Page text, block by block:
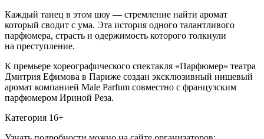
Каждый танец в этом шоу — стремление найти аромат
который сводит с ума. Эта история одного талантливого
парфюмера, страсть и одержимость которого толкнули
на преступление.
К премьере хореографического спектакля «Парфюмер» театра
Дмитрия Ефимова в Париже создан эксклюзивный нишевый
аромат компанией Male Parfum совместно с французским
парфюмером Ириной Реза.
Категория 16+